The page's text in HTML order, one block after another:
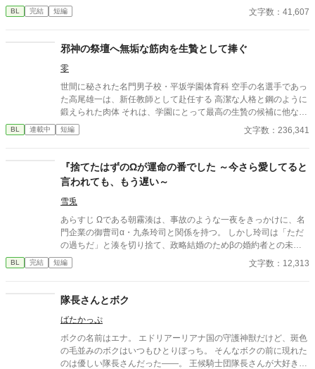
園で最も恐れられる最強の戦闘魔術教官、レオン・ヴァレンタイ
ンの秘密を知ってしまう。 強大すぎる魔力ゆえに、五感が暴走す
底知れぬ静かな波長は、世界で唯一、彼の苦痛を完全に溶かすこ
とができるものだった。 「お前は、俺の専属の導き手になるん
だ」 痛みを癒やしたことで、冷酷なはずの最強教官から底なしの
執着と溺愛を向けられるようになり――！？ 孤独な二人の魂が共
鳴する、極上の救済と溺愛の学園ファンタジー。 ※センチネルバ
ースをベースにした独自設定（特異覚醒者×導き手）です。
BL 完結 短編 文字数：41,607
邪神の祭壇へ無垢な筋肉を生贄として捧ぐ
零
世間に秘された名門男子校・平坂学園体育科 空手の名選手であっ
た高尾雄一は、新任教師として赴任する 高潔な人格と鋼のように
鍛えられた肉体 それは、学園にとって最高の生贄の候補に他なら
なかった 至高の筋肉を持つ、精神を削られ意志をなくした青年を
太古の神に捧げるため、“水”、“風”、“土”の信奉者達が暗躍する 意
校で繰り広げられるダークファンタジー
BL 連載中 短編 文字数：236,341
『捨てたはずのΩが運命の番でした ～今さら愛してると
言われても、もう遅い～
雪兎
あらすじ Ωである朝霧湊は、事故のような一夜をきっかけに、名
門企業の御曹司α・九条玲司と関係を持つ。 しかし玲司は「ただ
の過ちだ」と湊を切り捨て、政略結婚のためβの婚約者との未来
を選んだ。 深く傷ついた湊は、彼の前から姿を消す。 数か月後―
―。 湊の身体は、これまで誰も知らなかった希少な『遅咲きΩ』
たと知る。 「戻ってきてくれ」 今さら必死に追いかけてくる玲
司。 だが湊の隣には、自分を支え続けてくれた医師のα・神崎伊
織がいた。 「あなたは俺を捨てたでしょう」 後悔に苦しむα、執
着する第二のα、そして希少Ωを巡る陰謀。 もう二度と傷つきた
くないΩが最後に選ぶ相手とは――。 捨てた側の後悔と執着が加
速する、すれ違いオメガバースBL。
BL 完結 短編 文字数：12,313
隊長さんとボク
ばたかっぷ
ボクの名前はエナ。 エドリアーリアナ国の守護神獣だけど、斑色
の毛並みのボクはいつもひとりぼっち。 そんなボクの前に現れた
のは優しい隊長さんだった――。 王候騎士団隊長さんが大好きな